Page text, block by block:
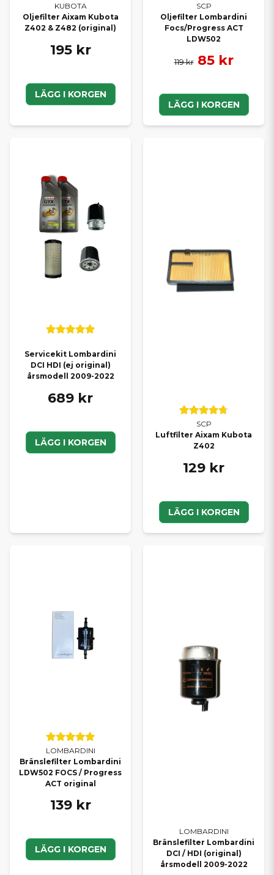
KUBOTA
Oljefilter Aixam Kubota
Z402 & Z482 (original)
195 kr
LÄGG I KORGEN
SCP
Oljefilter Lombardini
Focs/Progress ACT
LDW502
119 kr 85 kr
LÄGG I KORGEN
Servicekit Lombardini
DCI HDI (ej original)
årsmodell 2009-2022
689 kr
LÄGG I KORGEN
SCP
Luftfilter Aixam Kubota
Z402
129 kr
LÄGG I KORGEN
LOMBARDINI
Bränslefilter Lombardini
LDW502 FOCS / Progress
ACT original
139 kr
LÄGG I KORGEN
LOMBARDINI
Bränslefilter Lombardini
DCI / HDI (original)
årsmodell 2009-2022